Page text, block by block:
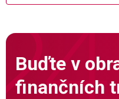
Buďte v
finančních